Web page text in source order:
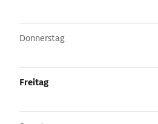
Donnerstag
Freitag